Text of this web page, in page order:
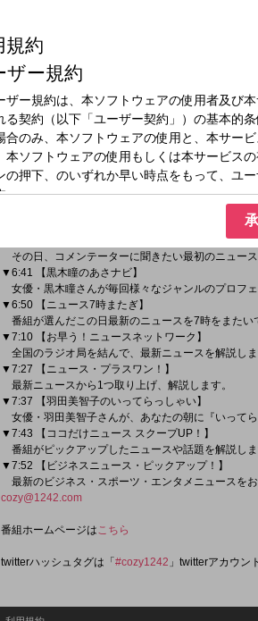
ニュースにどんな背景があり、私たちの生活にどん
○パーソナリティ：飯田浩司（ニッポン放送アナウン
○アシスタント：新行市佳（ニッポン放送アナウンサ
○コメンテーター：吉岡明子（キヤノングローバル
▼6:00 【オープニング・ニュース】
朝一番のニュースをお伝えします。
▼6:12 【モーニング ライフ UP！】
医師が週替わりで登場。健康に関する疑問や予防
その日、コメンテーターに聞きたい最初のニュース
▼6:41 【黒木瞳のあさナビ】
女優・黒木瞳さんが毎回様々なジャンルのプロフ
▼6:50 【ニュース7時またぎ】
番組が選んだこの日最新のニュースを7時をまたい
▼7:10 【お早う！ニュースネットワーク】
全国のラジオ局を結んで、最新ニュースを解説しま
▼7:27 【ニュース・プラスワン！】
最新ニュースから1つ取り上げ、解説します。
▼7:37 【羽田美智子のいってらっしゃい】
女優・羽田美智子さんが、あなたの朝に『いってら
▼7:43 【ココだけニュース スクープUP！】
番組がピックアップしたニュースや話題を解説しま
▼7:52 【ビジネスニュース・ピックアップ！】
最新のビジネス・スポーツ・エンタメニュースを
cozy@1242.com
番組ホームページはこちら
twitterハッシュタグは「 #cozy1242 」twitterアカウン